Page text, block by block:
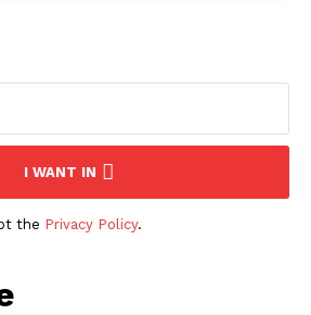
I WANT IN
the Privacy Policy.